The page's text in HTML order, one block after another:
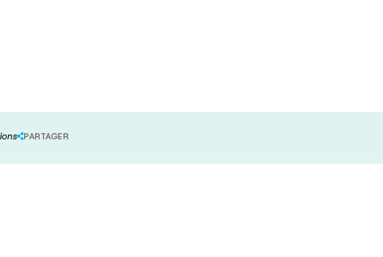
Circuits of Anti-
PARTAGER